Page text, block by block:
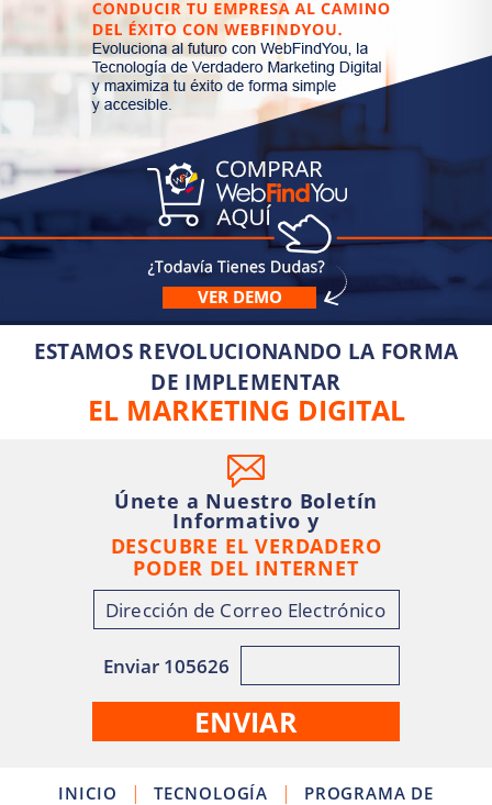
VER DEMO
ESTAMOS REVOLUCIONANDO LA FORMA
DE IMPLEMENTAR
EL MARKETING DIGITAL
Únete a Nuestro Boletín
Informativo y
DESCUBRE EL VERDADERO
PODER DEL INTERNET
Enviar 105626
INICIO | TECNOLOGÍA |
PROGRAMA DE